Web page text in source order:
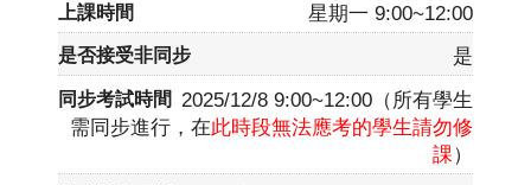
星期一 9:00~12:00
是
2025/12/8 9:00~12:00（所有學生
需同步進行，在此時段無法應考的學生請勿修
課）